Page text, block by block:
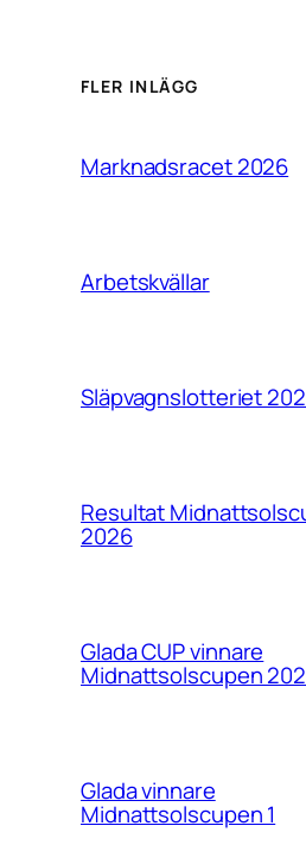
FLER INLÄGG
Marknadsracet 2026
Arbetskvällar
Släpvagnslotteriet
Resultat
2026
Glada CUP vinnare
Midnattsolscupen
Glada vinnare
Midnattsolscupen 1